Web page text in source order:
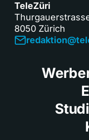
TeleZüri
8050 Zürich